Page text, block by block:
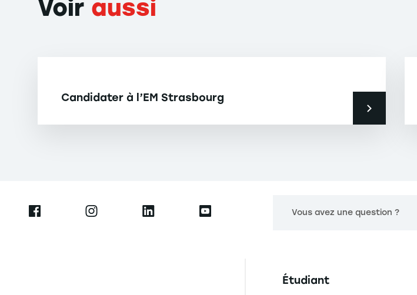
Voir aussi
Candidater à l’EM Strasbourg
Vous avez une question ?
Navigation principale footer
Étudiant